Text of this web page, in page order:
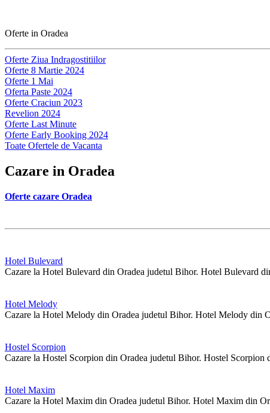
Oferte in Oradea
Oferte Ziua Indragostitiilor
Oferte 8 Martie 2024
Oferte 1 Mai
Oferta Paste 2024
Oferte Craciun 2023
Revelion 2024
Oferte Last Minute
Oferte Early Booking 2024
Toate Ofertele de Vacanta
Cazare in Oradea
Oferte cazare Oradea
Hotel Bulevard
Cazare la Hotel Bulevard din Oradea judetul Bihor. Hotel Bulevard
Hotel Melody
Cazare la Hotel Melody din Oradea judetul Bihor. Hotel Melody din
Hostel Scorpion
Cazare la Hostel Scorpion din Oradea judetul Bihor. Hostel Scorpion
Hotel Maxim
Cazare la Hotel Maxim din Oradea judetul Bihor. Hotel Maxim din